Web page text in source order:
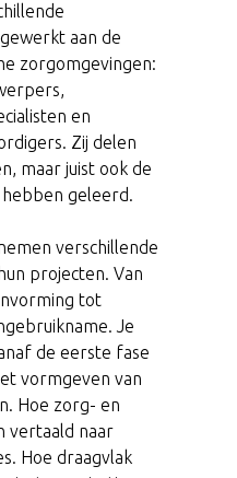
aan de
zorgomgevingen:
en
Zij delen
maar juist ook de
geleerd.
verschillende
projecten. Van
tot
Je
de eerste fase
vormgeven van
Hoe zorg- en
vertaald naar
Hoe draagvlak